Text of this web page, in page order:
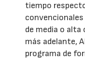
tiempo
de media o alta
más adelante,
programa de